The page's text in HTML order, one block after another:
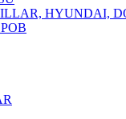
HYUNDAI,